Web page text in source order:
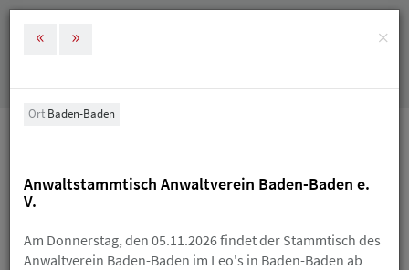
Veranstaltungen
×
Ort Baden-Baden
Anwaltstammtisch Anwaltverein Baden-Baden e.
V.
Am Donnerstag, den 05.11.2026 findet der Stammtisch des
Anwaltverein Baden-Baden im Leo's in Baden-Baden ab